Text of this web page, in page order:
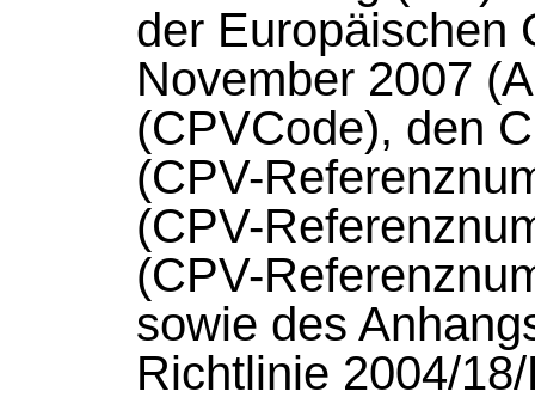
der Europäischen
November 2007
(CPVCode), den
(CPV-
(CPV-
(CPV-
sowie des
Richtlinie 2004/